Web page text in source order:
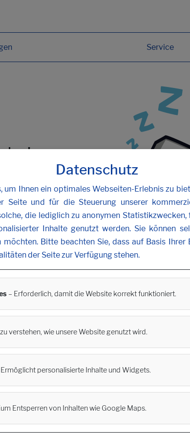
Service
kontaktieren Sie uns.
Datenschutz
um Ihnen ein optimales Webseiten-Erlebnis zu
und für die Steuerung unserer
die lediglich zu anonymen
Inhalte genutzt werden. Sie können
möchten. Bitte beachten Sie, dass auf Basis
der Seite zur Verfügung stehen.
– Erforderlich, damit die Website korrekt funktioniert.
verstehen, wie unsere Website genutzt wird.
Ermöglicht personalisierte Inhalte und Widgets.
Entsperren von Inhalten wie Google Maps.